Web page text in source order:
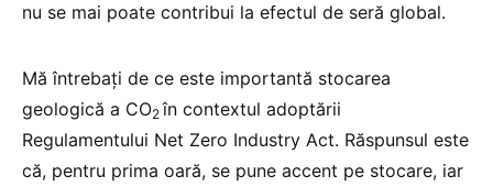
nu se mai poate contribui la efectul de seră global.
Mă întrebați de ce este importantă stocarea
geologică a CO2 în contextul adoptării
Regulamentului Net Zero Industry Act. Răspunsul este
că, pentru prima oară, se pune accent pe stocare, iar